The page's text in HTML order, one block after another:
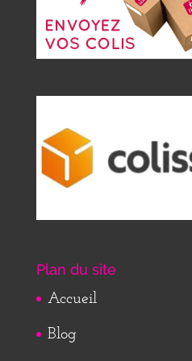
Plan du site
Accueil
Blog